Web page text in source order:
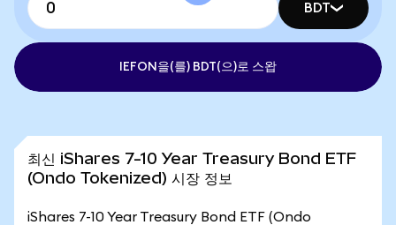
BDT
IEFON을(를) BDT(으)로 스왑
최신 iShares 7-10 Year Treasury Bond ETF
(Ondo Tokenized) 시장 정보
iShares 7-10 Year Treasury Bond ETF (Ondo